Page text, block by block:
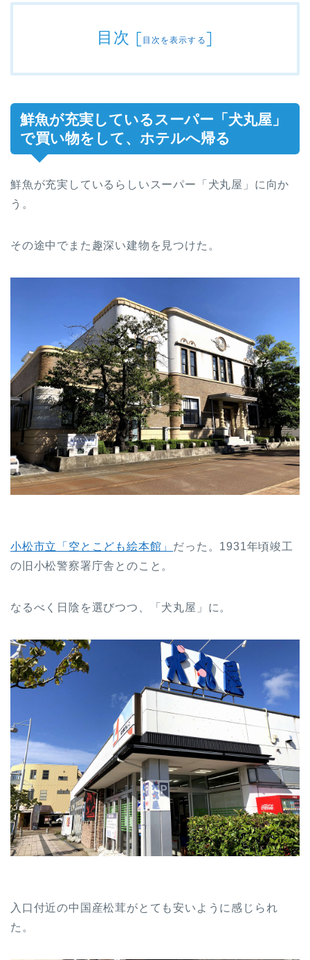
目次 [目次を表示する]
鮮魚が充実しているスーパー「犬丸屋」
で買い物をして、ホテルへ帰る
鮮魚が充実しているらしいスーパー「犬丸屋」に向か
う。
その途中でまた趣深い建物を見つけた。
小松市立「空とこども絵本館」 だった。1931年頃竣工
の旧小松警察署庁舎とのこと。
なるべく日陰を選びつつ、「犬丸屋」に。
入口付近の中国産松茸がとても安いように感じられ
た。